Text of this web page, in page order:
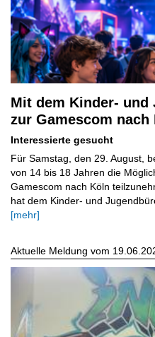
Mit dem Kinder- und
zur Gamescom nach
Interessierte gesucht
Für Samstag, den 29. August,
von 14 bis 18 Jahren die
Gamescom nach Köln
hat dem Kinder- und
[mehr]
Aktuelle Meldung vom